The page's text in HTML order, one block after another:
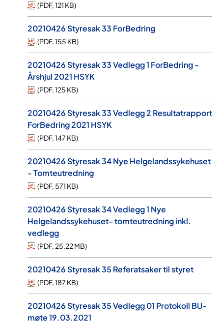
(PDF,121 KB)
20210426 Styresak 33 ForBedring
(PDF,155 KB)
20210426 Styresak 33 Vedlegg 1 ForBedring -
Årshjul 2021 HSYK
(PDF,125 KB)
20210426 Styresak 33 Vedlegg 2 Resultatrapport
ForBedring 2021 HSYK
(PDF,147 KB)
20210426 Styresak 34 Nye Helgelandssykehuset
- Tomteutredning
(PDF, 571 KB)
20210426 Styresak 34 Vedlegg 1 Nye
Helgelandssykehuset- tomteutredning inkl.
vedlegg
(PDF, 25.22 MB)
20210426 Styresak 35 Referatsaker til styret
(PDF,187 KB)
20210426 Styresak 35 Vedlegg 01 Protokoll BU-
møte 19.03.2021